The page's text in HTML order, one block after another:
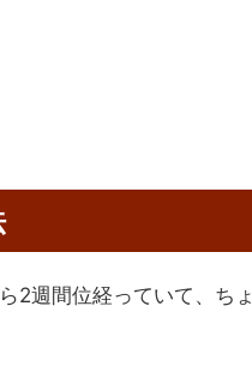
2週間位経っていて、ちょ